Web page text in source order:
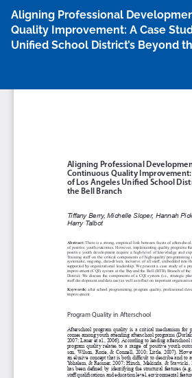
Return
Article
Details
Aligning Professional
Quality Improvement: A Case
Unified School District’s Beyond